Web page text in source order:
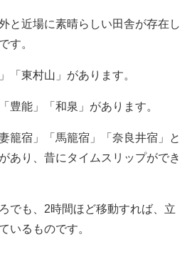
と近場に素晴らしい田舎が存在し
す。
「東村山」があります。
豊能」「和泉」があります。
籠宿」「馬籠宿」「奈良井宿」と
あり、昔にタイムスリップができ
でも、2時間ほど移動すれば、立
いるものです。